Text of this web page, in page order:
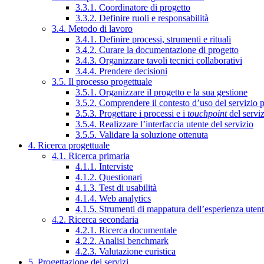
3.3.1. Coordinatore di progetto
3.3.2. Definire ruoli e responsabilità
3.4. Metodo di lavoro
3.4.1. Definire processi, strumenti e rituali
3.4.2. Curare la documentazione di progetto
3.4.3. Organizzare tavoli tecnici collaborativi
3.4.4. Prendere decisioni
3.5. Il processo progettuale
3.5.1. Organizzare il progetto e la sua gestione
3.5.2. Comprendere il contesto d’uso del servizio
3.5.3. Progettare i processi e i touchpointdel
3.5.4. Realizzare l’interfaccia utente del servizio
3.5.5. Validare la soluzione ottenuta
4. Ricerca progettuale
4.1. Ricerca primaria
4.1.1. Interviste
4.1.2. Questionari
4.1.3. Test di usabilità
4.1.4. Web analytics
4.1.5. Strumenti di mappatura dell’esperienza
4.2. Ricerca secondaria
4.2.1. Ricerca documentale
4.2.2. Analisi benchmark
4.2.3. Valutazione euristica
5. Progettazione dei servizi